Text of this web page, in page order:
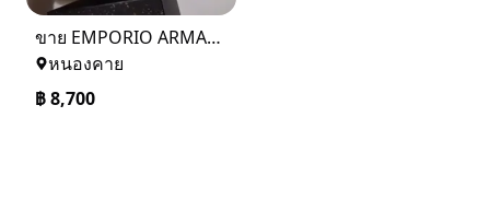
ขาย​ EMPORIO ARMANI.ผู้หญิง​ (0801800066)
หนองคาย
฿8,700